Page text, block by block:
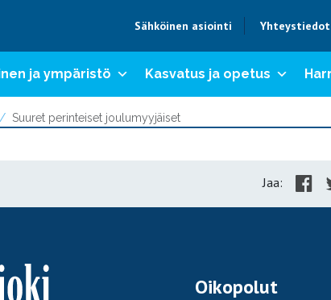
Sähköinen asiointi Yhteystiedot
ja ympäristö Kasvatus ja opetus
Suuret perinteiset joulumyyjäiset
Jaa:
Oikopolut